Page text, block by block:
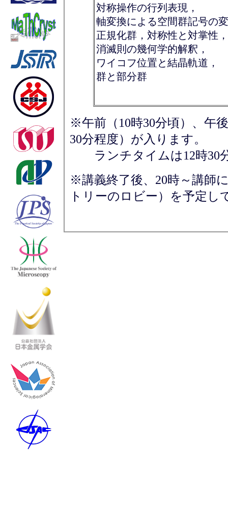
対称操作の行列表現，
軸変換による空間群記号の
正規化群，対称性と対掌性，
消滅則の幾何学的解釈，
ワイコフ位置と結晶軌道，
群と部分群
※午前（10時30分頃）、午
30分程度）が入ります。
ランチタイムは12時30
※講義終了後、20時～講師
トリーのロビー）を予定し